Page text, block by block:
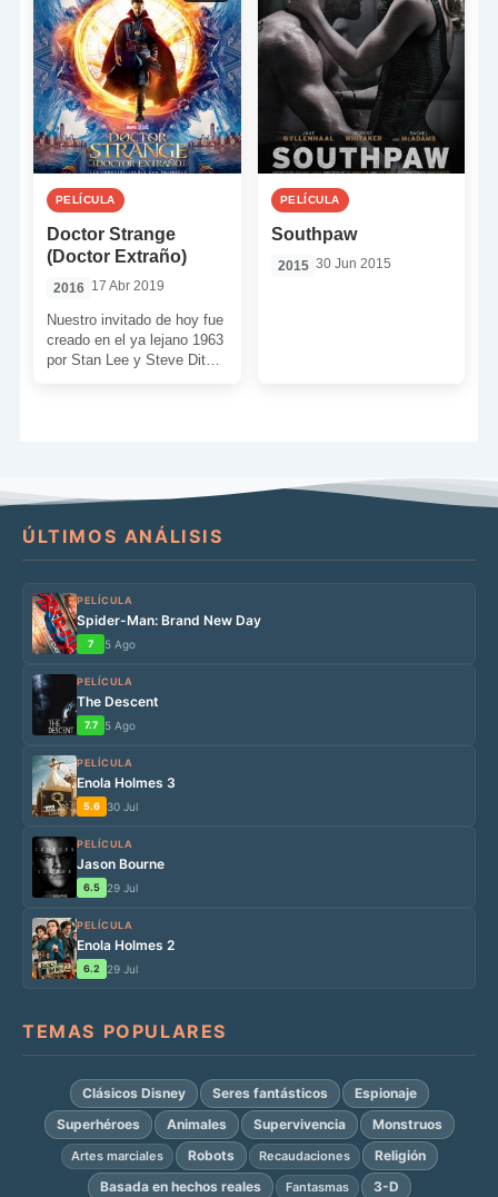
PELÍCULA
Doctor Strange
(Doctor Extraño)
2016 17 Abr 2019
Nuestro invitado de hoy fue
creado en el ya lejano 1963
por Stan Lee y Steve Ditko.
PELÍCULA
Southpaw
2015 30 Jun 2015
ÚLTIMOS ANÁLISIS
PELÍCULA
Spider-Man: Brand New Day
7 5 Ago
PELÍCULA
The Descent
7.7 5 Ago
PELÍCULA
Enola Holmes 3
5.6 30 Jul
PELÍCULA
Jason Bourne
6.5 29 Jul
PELÍCULA
Enola Holmes 2
6.2 29 Jul
TEMAS POPULARES
Clásicos Disney Seres fantásticos
Espionaje
Superhéroes
Animales Supervivencia Monstruos
Artes marciales Robots Recaudaciones
Religión
Basada en hechos reales
Fantasmas
3-D